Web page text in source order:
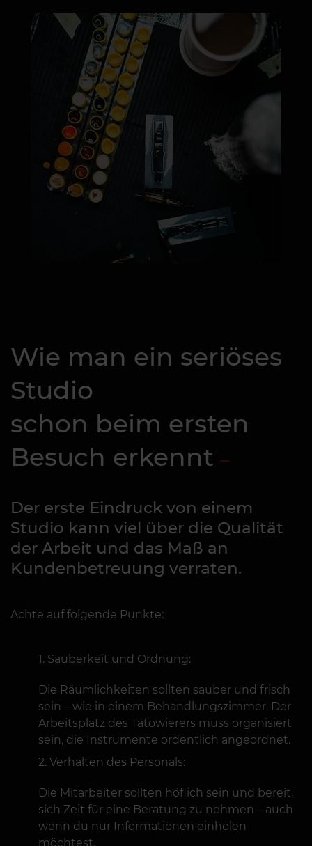
Wie man ein seriöses
Studio
schon beim ersten
Besuch erkennt
Der erste Eindruck von einem
Studio kann viel über die Qualität
der Arbeit und das Maß an
Kundenbetreuung verraten.
Achte auf folgende Punkte:
Sauberkeit und Ordnung:
Die Räumlichkeiten sollten sauber und frisch
sein – wie in einem Behandlungszimmer. Der
Arbeitsplatz des Tätowierers muss organisiert
sein, die Instrumente ordentlich angeordnet.
Verhalten des Personals:
Die Mitarbeiter sollten höflich sein und bereit,
sich Zeit für eine Beratung zu nehmen – auch
wenn du nur Informationen einholen
möchtest.